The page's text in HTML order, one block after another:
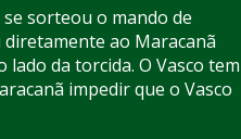
sorteou o mando de
diretamente ao Maracanã
da torcida. O Vasco tem
impedir que o Vasco